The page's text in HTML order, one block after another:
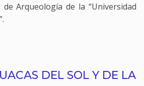
Arqueología de la “Universidad
DEL SOL Y DE LA